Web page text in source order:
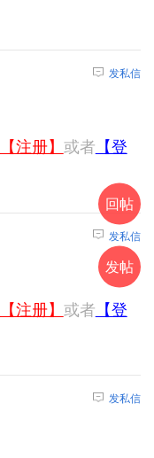
发私信
【注册】 或者 【登
发私信
【注册】 或者 【登
发私信
回帖
发帖